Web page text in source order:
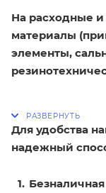
На расходные
материалы
элементы,
Для удобства
надежный